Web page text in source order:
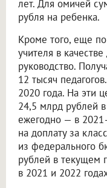
лет. Для омичей
рубля на ребенка.
Кроме того, еще
учителя в
руководство.
12 тысяч
2020 года. На эти
24,5 млрд рублей
ежегодно — в
на доплату за
из федерального
рублей в текущем
в 2021 и 2022